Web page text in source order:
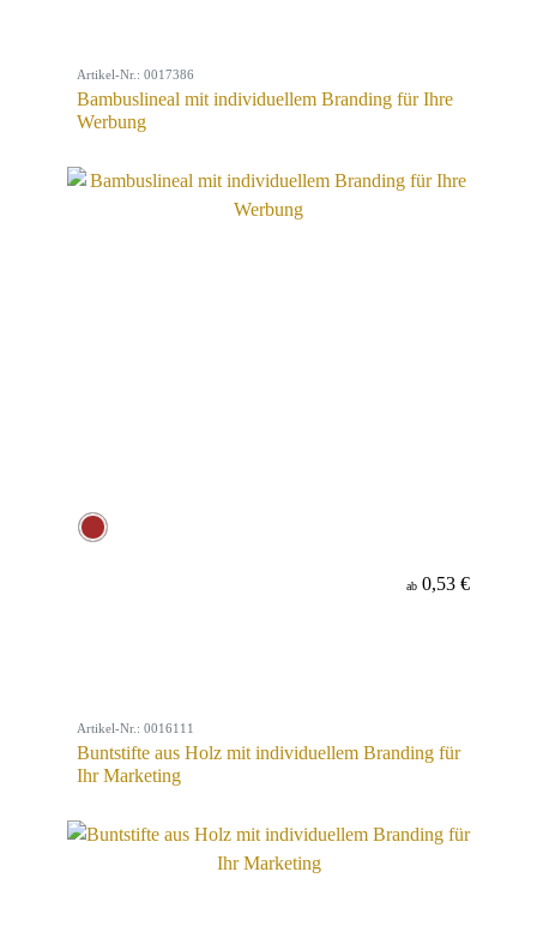
Artikel-Nr.: 0017386
Bambuslineal mit individuellem Branding für Ihre
Werbung
ab 0,53 €
Artikel-Nr.: 0016111
Buntstifte aus Holz mit individuellem Branding für
Ihr Marketing